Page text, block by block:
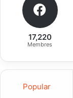
17,220
Membres
Popular